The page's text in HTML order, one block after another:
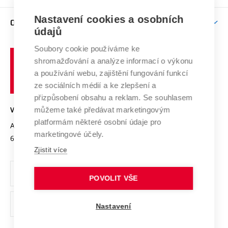
E-přihláška
Závěrečné práce
Doktorské studium
Studium bez bariér
Podpora podnikání
Mezinárodní vědecká rada
Systém zajišťování kvality výzkumu
Výzkumné infrastruktury
Transfer znalostí
Open Science
Projekty
Projekty ze strukturálních fondů
Specifický výzkum
Zahraniční spolupráce
Spolupráce se školami
Služby univerzity
Mezinárodní dohody
Univerzitní sítě
O UNIVERZITĚ
Profil univerzity
Udržitelná univerzita
Podnikavá univerzita / ContriBUTe
Bezpečná univerzita
Vyznamenání
Organizační struktura
Ochrana osobních údajů
odkaz)
učení
technické
VYSOKÉ UČENÍ TECHNICKÉ V BRNĚ
Antonínská 548/1
602 00 Brno
www.vut.cz
vut@vutbr.cz
Nastavení cookies a osobních
údajů
Soubory cookie používáme ke
shromažďování a analýze informací o výkonu
a používání webu, zajištění fungování funkcí
ze sociálních médií a ke zlepšení a
přizpůsobení obsahu a reklam. Se souhlasem
můžeme také předávat marketingovým
platformám některé osobní údaje pro
marketingové účely.
Zjistit více
POVOLIT VŠE
Nastavení